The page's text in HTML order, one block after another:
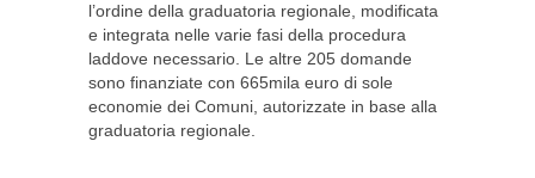
l’ordine della graduatoria regionale, modificata
e integrata nelle varie fasi della procedura
laddove necessario. Le altre 205 domande
sono finanziate con 665mila euro di sole
economie dei Comuni, autorizzate in base alla
graduatoria regionale.